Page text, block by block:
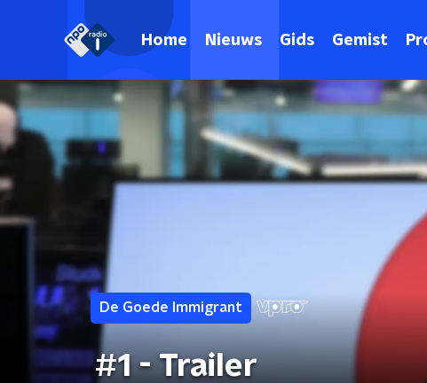
Home Nieuws Gids Gemist
De Goede Immigrant
#1 - Trailer